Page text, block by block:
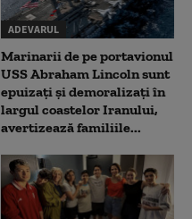
ADEVARUL
Marinarii de pe portavionul
USS Abraham Lincoln sunt
epuizați și demoralizați în
largul coastelor Iranului,
avertizează familiile...